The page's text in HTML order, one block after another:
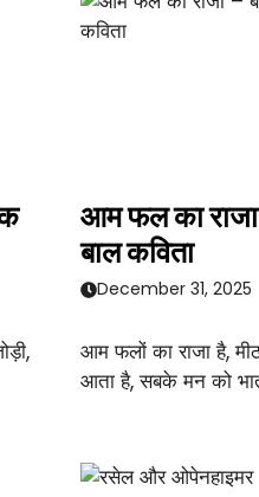
आम फल का राजा
बाल कविता
December 31, 2025
आम फलों का राजा है,
आता है, सबके मन को